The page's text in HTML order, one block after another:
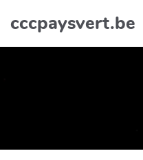
Aller au contenu principal
cccpaysvert.be